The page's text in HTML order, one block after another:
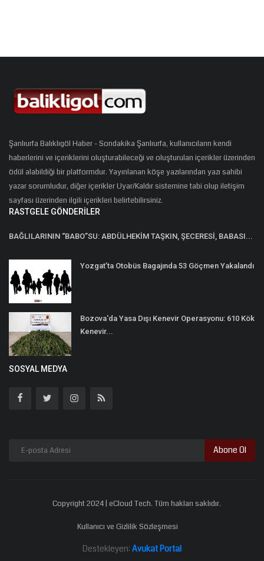
Şanlıurfa Balıklıgöl Haber - Sondakika Şanlıurfa, kullanıcıların kendi
haberlerini ve içeriklerini oluşturabileceği ve oluşturulan içerikler üzerinden
ödül alabildiği bir platformdur. Yayınlanan köşe yazılarından yazı sahibi
yazar sorumludur, diğer içerikler Uyar/Kaldır sistemine tabi olup iletişim
sayfası üzerinden ilgili içerikleri belirtebilirsiniz.
RASTGELE GÖNDERILER
BAĞLILARININ “BABO”SU: ABDÜLHEKİM TAŞKIN, ŞECERESİ, BABASI...
Yozgat’ta Otobüs Bagajında 53 Göçmen Yakalandı
Bozova'da Yasa Dışı Kenevir Operasyonu: 610 Kök
Kenevir...
SOSYAL MEDYA
Abone Ol
Copyright 2024 | eCloud Tech. Tüm hakları saklıdır.
Kullanıcı ve Gizlilik Sözleşmesi
Destekleyen: Avukat Portal